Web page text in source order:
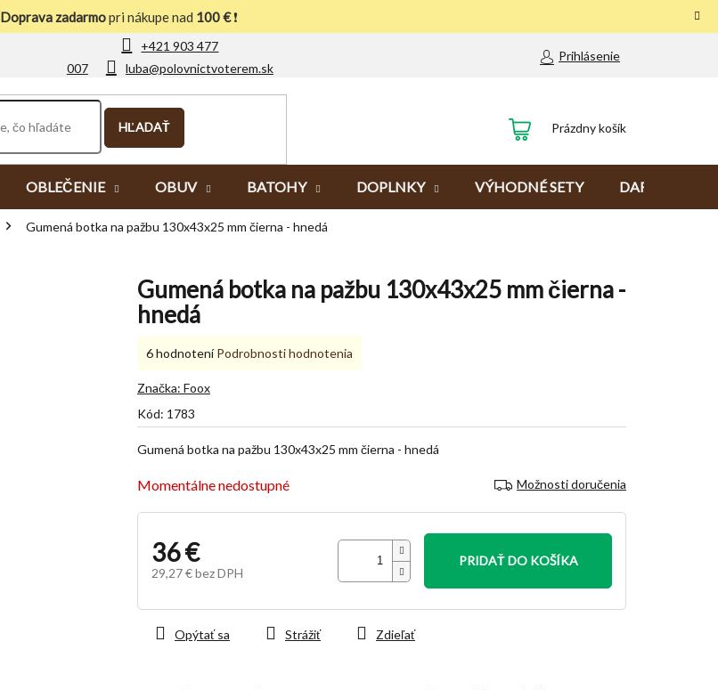
Doprava zadarmopri nákupe nad 100 €❗
+421 903 477
007
luba@polovnictvoterem.sk
Prihlásenie
HĽADAŤ
NÁKUPNÝ
Prázdny košík
OBLEČENIE OBUV BATOHY DOPLNKY VÝHODNÉ SETY DARČEKY
Gumená botka na pažbu 130x43x25 mm čierna - hnedá
Gumená botka na pažbu 130x43x25 mm čierna -
hnedá
Kód: 1783
Momentálne nedostupné Možnosti doručenia
36 €
29,27 € bez DPH
cena:
PRIDAŤ DO KOŠÍKA
Gumená botka na pažbu 130x43x25 mm čierna - hnedá
Opýtať sa Strážiť Zdieľať
Priemerné
produktu
5,0
5
6 hodnotení Podrobnosti hodnotenia
Značka: Foox